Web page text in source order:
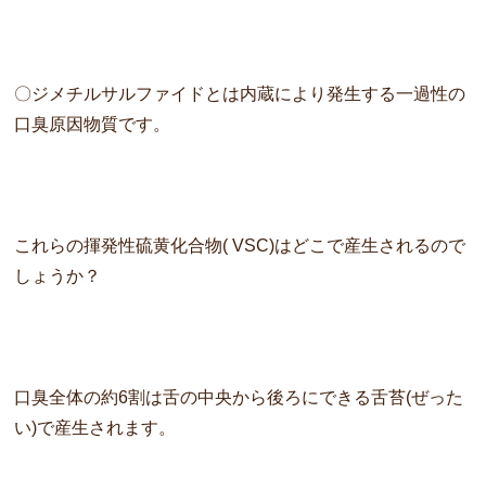
〇ジメチルサルファイドとは内蔵により発生する一過性の
口臭原因物質です。
これらの揮発性硫黄化合物( VSC)はどこで産生されるので
しょうか？
口臭全体の約6割は舌の中央から後ろにできる舌苔(ぜった
い)で産生されます。